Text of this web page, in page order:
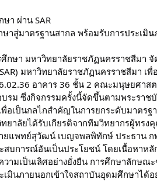
า ผ่าน SAR
าสู่มาตรฐานสากล พร้อมรับการประเมิ
ษา มหาวิทยาลัยราชภัฏนครราชสีมา จั
มหาวิทยาลัยราชภัฏนครราชสีมา
อาคาร 36 ชั้น 2 คณะมนุษยศาส
บรม ซึ่งกิจกรรมครั้งนี้จัดขึ้นตามพระร
พื่อเป็นกลไกสำคัญในการยกระดับมาตร
ยาลัยได้รับเกียรติจากทีมวิทยากรผู้ทร
ยแพทย์สุวัฒน์ เบญจพลพิทักษ์ ประธาน
สบการณ์อันเป็นประโยชน์ โดยเนื้อหาห
มเป็นเลิศอย่างยั่งยืน การศึกษาลักษณะ
เมินภายนอกเข้าใจสถาบันอุดมศึกษาได้